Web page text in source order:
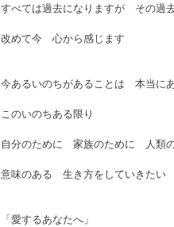
すべては過去になりますが　その
改めて今　心から感じます
今あるいのちがあることは　本当に
このいのちある限り
自分のために　家族のために　人類
意味のある　生き方をしていきたい
「愛するあなたへ」